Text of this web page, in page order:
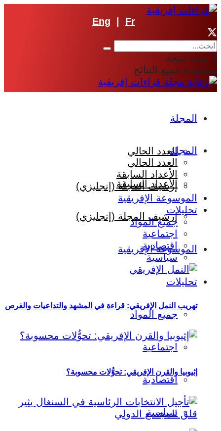
Eng Fr
لا توجد نتيجة
مشاهدة جميع النتائج
المجلة
العدد الحالي
الأعداد السابقة
إرشيف المجلة (إنجليزي)
الموسوعة الإفريقية
تحليلات
جميع المواد
اجتماعية
اقتصادية
سياسية
المجلة
العدد الحالي
الأعداد السابقة
إرشيف المجلة (إنجليزي)
الموسوعة الإفريقية
تحليلات
جميع المواد
اجتماعية
اقتصادية
سياسية
تهريب النمل الإفريقي: قراءة في المشهد والتداعيات والفرص
إثيوبيا والقرن الإفريقي: تحوُّلات محسوبة؟